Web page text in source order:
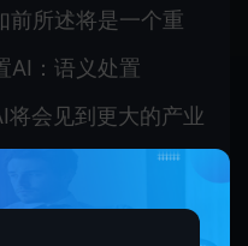
前所述将是一个重
AI：语义处置
将会见到更大的产业
学模型的智能化处
的含义。软件系统